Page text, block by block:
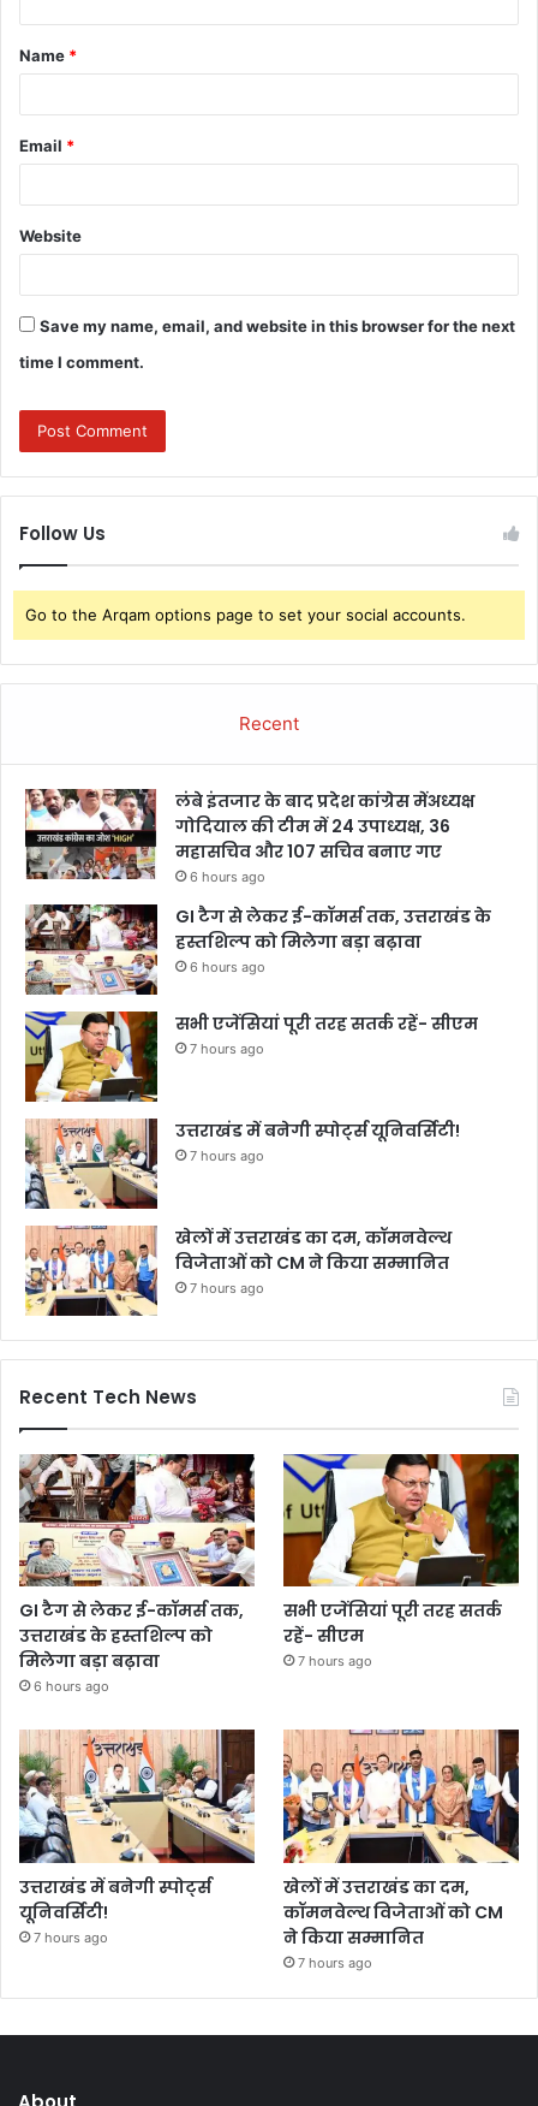
t
*
Name *
Email *
Website
Save my name, email, and website in this browser for the next
time I comment.
Follow Us
Go to the Arqam options page to set your social accounts.
Recent
लंबे इंतजार के बाद प्रदेश कांग्रेस मेंअध्यक्ष
गोदियाल की टीम में 24 उपाध्यक्ष, 36
महासचिव और 107 सचिव बनाए गए
6 hours ago
GI टैग से लेकर ई-कॉमर्स तक, उत्तराखंड के
हस्तशिल्प को मिलेगा बड़ा बढ़ावा
6 hours ago
सभी एजेंसियां पूरी तरह सतर्क रहें- सीएम
7 hours ago
उत्तराखंड में बनेगी स्पोर्ट्स यूनिवर्सिटी!
7 hours ago
खेलों में उत्तराखंड का दम, कॉमनवेल्थ
विजेताओं को CM ने किया सम्मानित
7 hours ago
Recent Tech News
GI टैग से लेकर ई-कॉमर्स तक,
उत्तराखंड के हस्तशिल्प को
मिलेगा बड़ा बढ़ावा
6 hours ago
सभी एजेंसियां पूरी तरह सतर्क
रहें- सीएम
7 hours ago
उत्तराखंड में बनेगी स्पोर्ट्स
यूनिवर्सिटी!
7 hours ago
खेलों में उत्तराखंड का दम,
कॉमनवेल्थ विजेताओं को CM
ने किया सम्मानित
7 hours ago